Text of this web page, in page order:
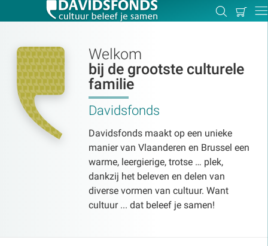
Zoeken
Mijn
Welkom
bij de grootste culturele
familie
Davidsfonds
Davidsfonds maakt op een unieke
manier van Vlaanderen en Brussel een
warme, leergierige, trotse … plek,
dankzij het beleven en delen van
diverse vormen van cultuur. Want
cultuur ... dat beleef je samen!
Zoek:
Zoeken